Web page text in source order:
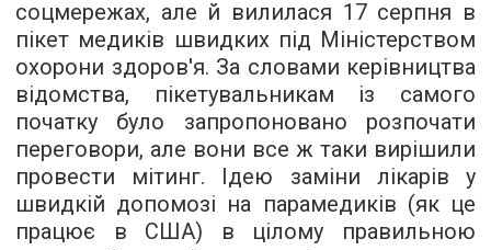
соцмережах, але й вилилася 17 серпня в
пікет медиків швидких під Міністерством
охорони здоров'я. За словами керівництва
відомства, пікетувальникам із самого
початку було запропоновано розпочати
переговори, але вони все ж таки вирішили
провести мітинг. Ідею заміни лікарів у
швидкій допомозі на парамедиків (як це
працює в США) в цілому правильною